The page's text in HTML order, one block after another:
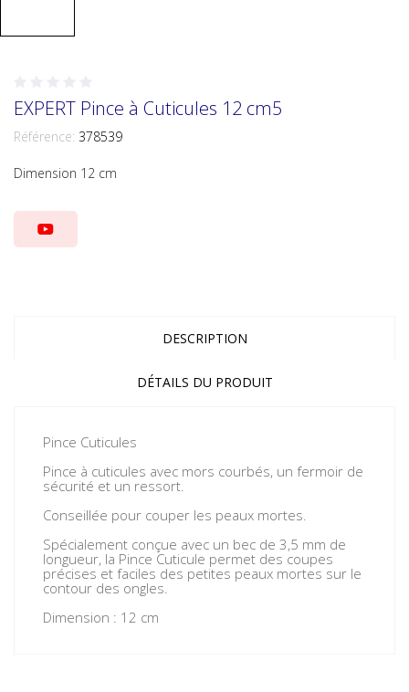
EXPERT Pince à Cuticules 12 cm5
Référence: 378539
Dimension 12 cm
DESCRIPTION
DÉTAILS DU PRODUIT
Pince Cuticules
Pince à cuticules avec mors courbés, un fermoir de
sécurité et un ressort.
Conseillée pour couper les peaux mortes.
Spécialement conçue avec un bec de 3,5 mm de
longueur, la Pince Cuticule permet des coupes
précises et faciles des petites peaux mortes sur le
contour des ongles.
Dimension : 12 cm